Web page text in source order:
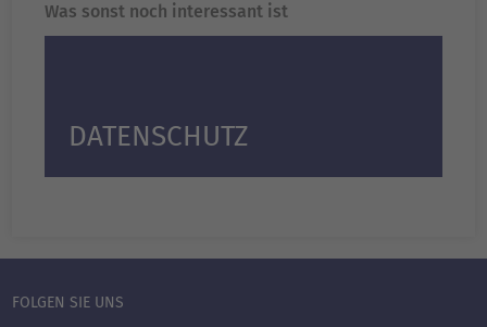
Was sonst noch interessant ist
DATENSCHUTZ
FOLGEN SIE UNS